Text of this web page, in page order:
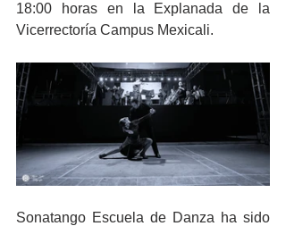
18:00 horas en la Explanada de la
Vicerrectoría Campus Mexicali.
Sonatango Escuela de Danza ha sido